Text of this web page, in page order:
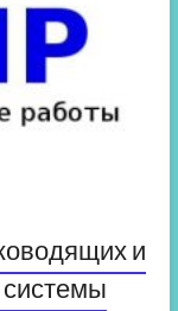
и
системы